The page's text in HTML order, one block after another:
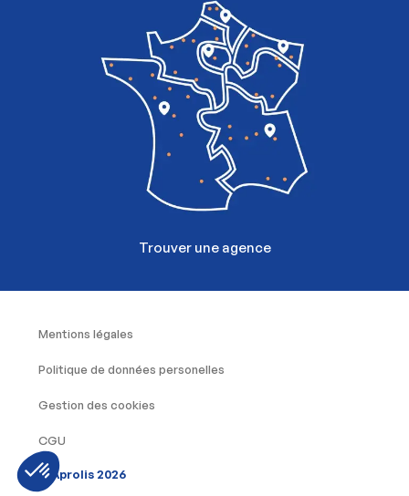
Trouver une agence
© Aprolis 2026
Mentions légales
Politique de données personelles
Gestion des cookies
CGU